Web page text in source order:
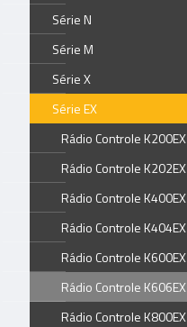
Série N
Série M
Série X
Série EX
Rádio Controle K200EX
Rádio Controle K202EX
Rádio Controle K400EX
Rádio Controle K404EX
Rádio Controle K600EX
Rádio Controle K606EX
Rádio Controle K800EX